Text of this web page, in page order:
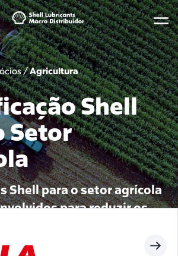
/Agricultura
Shell
Setor
Shell para o setor agrícola
para reduzir os
equipamentos agrícolas.